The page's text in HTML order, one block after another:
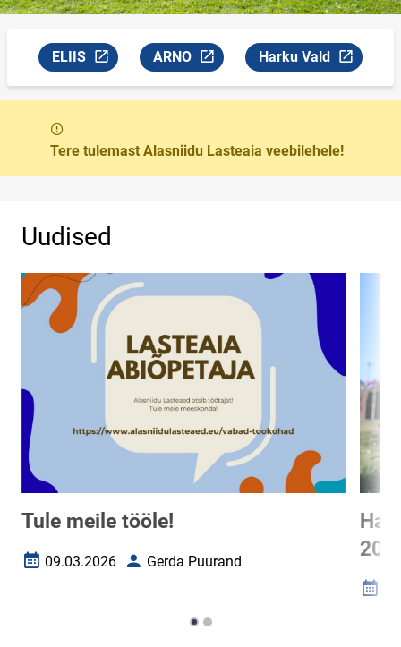
ELIIS
Link avaneb uuel leheküljel
ARNO
Link avaneb uuel leheküljel
Harku Vald
Link avaneb uuel
Tere tulemast Alasniidu Lasteaia veebilehele!
Uudised
Tule meile tööle!
Loomise kuupäev
09.03.2026 AutorGerda Puurand